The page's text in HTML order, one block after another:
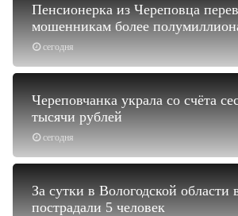
сегодня
Пенсионерка из Череповца
мошенникам более
сегодня
Череповчанка украла со счёта
тысячи рублей
За сутки в Вологодской
пострадали 5 человек